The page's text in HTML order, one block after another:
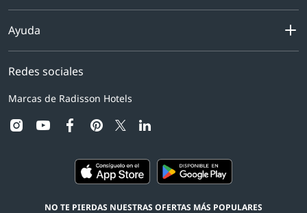
Ayuda
Redes sociales
Marcas de Radisson Hotels
instagram
youtubefacebook
pinterest
twitter
NO TE PIERDAS NUESTRAS OFERTAS MÁS POPULARES